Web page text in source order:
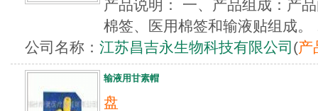
产品说明： 一、产品组成：产
棉签、医用棉签和输液贴组成。
公司名称： 江苏昌吉永生物科技有限公司 (产
输液用甘素帽
盘